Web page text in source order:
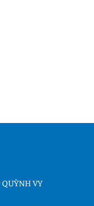
QUỲNH VY